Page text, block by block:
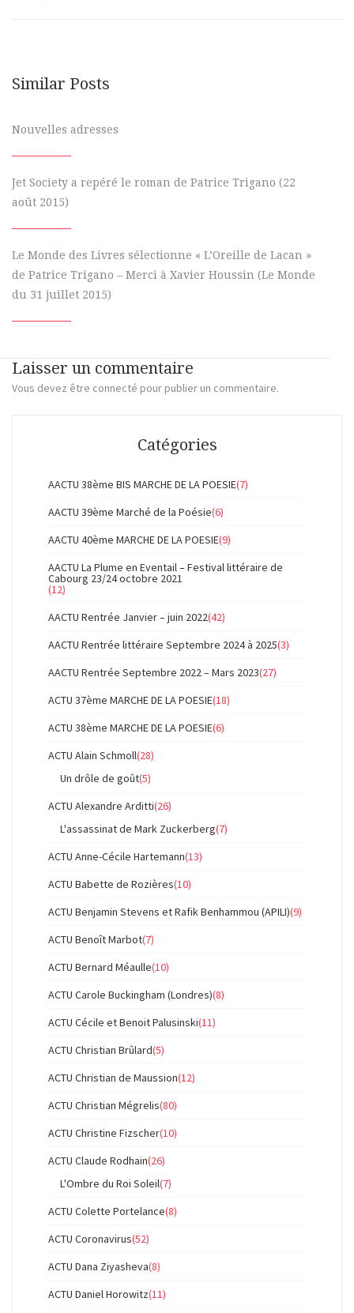
Similar Posts
Nouvelles adresses
Jet Society a repéré le roman de Patrice Trigano (22
août 2015)
Le Monde des Livres sélectionne « L’Oreille de Lacan »
de Patrice Trigano – Merci à Xavier Houssin (Le Monde
du 31 juillet 2015)
Laisser un commentaire
Vous devez être connecté pour publier un commentaire.
Catégories
AACTU 38ème BIS MARCHE DE LA POESIE(7)
AACTU 39ème Marché de la Poésie(6)
AACTU 40ème MARCHE DE LA POESIE(9)
AACTU La Plume en Eventail – Festival littéraire de
Cabourg 23/24 octobre 2021
(12)
AACTU Rentrée Janvier – juin 2022(42)
AACTU Rentrée littéraire Septembre 2024 à 2025(3)
AACTU Rentrée Septembre 2022 – Mars 2023(27)
ACTU 37ème MARCHE DE LA POESIE(18)
ACTU 38ème MARCHE DE LA POESIE(6)
ACTU Alain Schmoll(28)
Un drôle de goût(5)
ACTU Alexandre Arditti(26)
L'assassinat de Mark Zuckerberg(7)
ACTU Anne-Cécile Hartemann(13)
ACTU Babette de Rozières(10)
ACTU Benjamin Stevens et Rafik Benhammou (APILI)(9)
ACTU Benoît Marbot(7)
ACTU Bernard Méaulle(10)
ACTU Carole Buckingham (Londres)(8)
ACTU Cécile et Benoit Palusinski(11)
ACTU Christian Brûlard(5)
ACTU Christian de Maussion(12)
ACTU Christian Mégrelis(80)
ACTU Christine Fizscher(10)
ACTU Claude Rodhain(26)
L'Ombre du Roi Soleil(7)
ACTU Colette Portelance(8)
ACTU Coronavirus(52)
ACTU Dana Ziyasheva(8)
ACTU Daniel Horowitz(11)